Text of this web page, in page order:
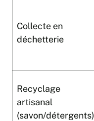
Collecte en
déchetterie
Recyclage
artisanal
(savon/détergents)